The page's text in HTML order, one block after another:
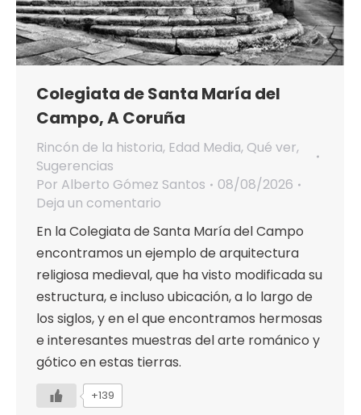
Colegiata de Santa María del
Campo, A Coruña
Rincón de la historia, Edad Media, Qué ver,
Sugerencias
Por Alberto Gómez Santos
08/08/2026
Deja un comentario
En la Colegiata de Santa María del Campo
encontramos un ejemplo de arquitectura
religiosa medieval, que ha visto modificada su
estructura, e incluso ubicación, a lo largo de
los siglos, y en el que encontramos hermosas
e interesantes muestras del arte románico y
gótico en estas tierras.
+139